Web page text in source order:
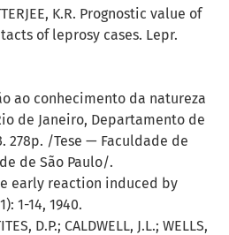
K.R. Prognostic value of
of leprosy cases. Lepr.
ao conhecimento da natureza
de Janeiro, Departamento de
278p. /Tese — Faculdade de
de São Paulo/.
early reaction induced by
1-14, 1940.
D.P.; CALDWELL, J.L.; WELLS,